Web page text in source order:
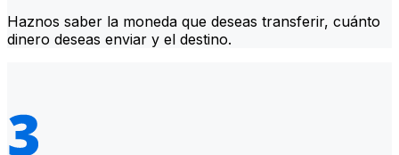
Haznos saber la moneda que deseas transferir, cuánto
dinero deseas enviar y el destino.